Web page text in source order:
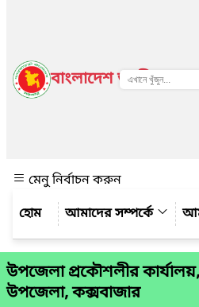
বাংলাদেশ জাতীয় তথ্য
মেনু নির্বাচন করুন
আমাদের সম্পর্কে
উপজেলা প্রকৌশলীর
উপজেলা, কক্সবাজার